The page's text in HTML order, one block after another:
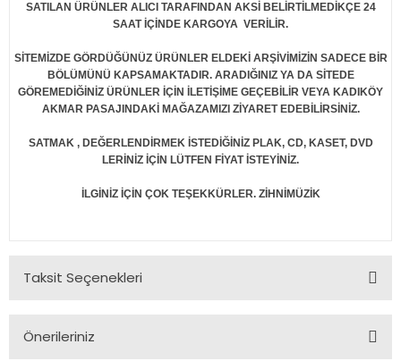
SATILAN ÜRÜNLER ALICI TARAFINDAN AKSİ BELİRTİLMEDİKÇE 24
SAAT İÇİNDE KARGOYA VERİLİR.
SİTEMİZDE GÖRDÜĞÜNÜZ ÜRÜNLER ELDEKİ ARŞİVİMİZİN SADECE BİR
BÖLÜMÜNÜ KAPSAMAKTADIR. ARADIĞINIZ YA DA SİTEDE
GÖREMEDİĞİNİZ ÜRÜNLER İÇİN İLETİŞİME GEÇEBİLİR VEYA KADIKÖY
AKMAR PASAJINDAKİ MAĞAZAMIZI ZİYARET EDEBİLİRSİNİZ.
SATMAK , DEĞERLENDİRMEK İSTEDİĞİNİZ PLAK, CD, KASET, DVD
LERİNİZ İÇİN LÜTFEN FİYAT İSTEYİNİZ.
İLGİNİZ İÇİN ÇOK TEŞEKKÜRLER. ZİHNİMÜZİK
Taksit Seçenekleri
Önerileriniz